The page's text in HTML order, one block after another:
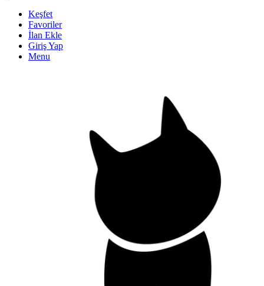
Keşfet
Favoriler
İlan Ekle
Giriş Yap
Menu